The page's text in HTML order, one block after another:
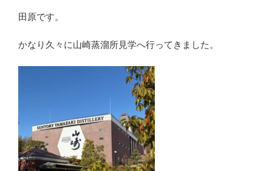
田原です。
かなり久々に山崎蒸溜所見学へ行ってきました。